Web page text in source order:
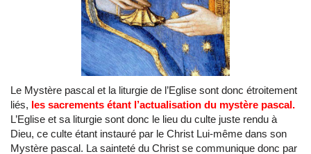
Le Mystère pascal et la liturgie de l’Eglise sont donc étroitement
liés, les sacrements étant l’actualisation du mystère pascal.
L’Eglise et sa liturgie sont donc le lieu du culte juste rendu à
Dieu, ce culte étant instauré par le Christ Lui-même dans son
Mystère pascal. La sainteté du Christ se communique donc par